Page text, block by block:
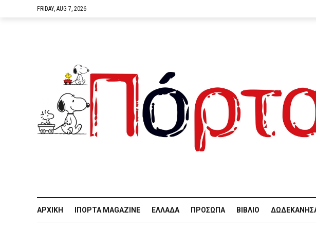
FRIDAY, AUG 7, 2026
ΑΡΧΙΚΉ IΠΌΡΤΑ MAGAZINE ΕΛΛΆΔΑ ΠΡΌΣΩΠΑ ΒΙΒΛΊΟ